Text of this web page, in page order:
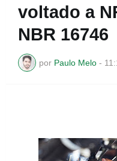
voltado a
NBR 16746
por Paulo Melo -